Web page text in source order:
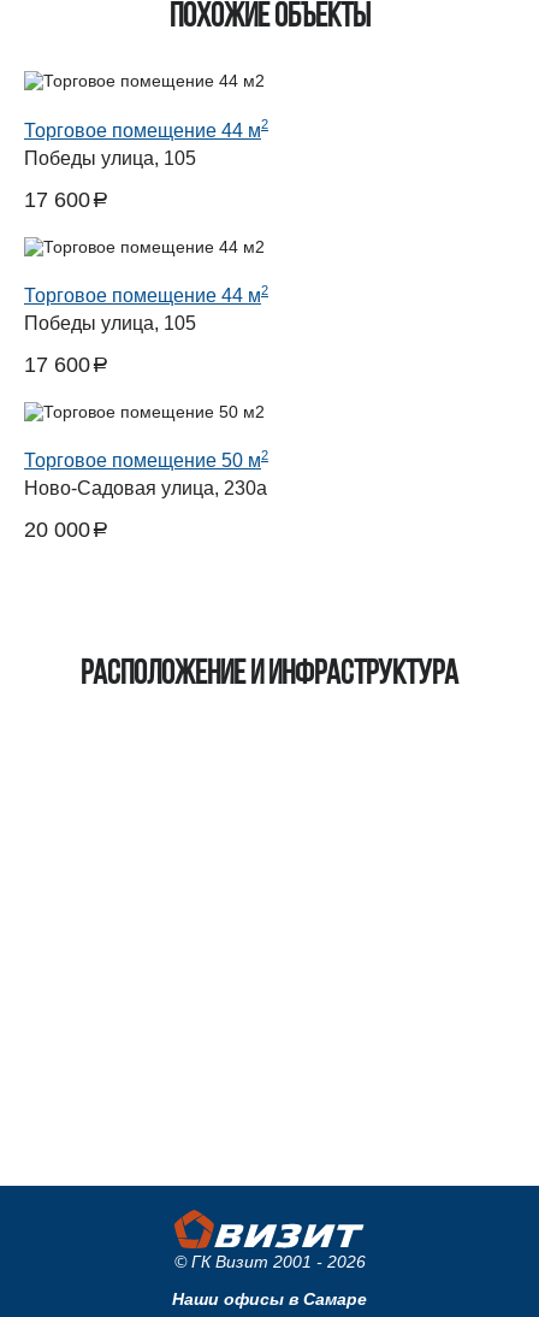
Похожие объекты
Торговое помещение 44 м2
Победы улица, 105
17 600a
Торговое помещение 44 м2
Победы улица, 105
17 600a
Торговое помещение 50 м2
Ново-Садовая улица, 230а
20 000a
Расположение и инфраструктура
© ГК Визит 2001 - 2026
Наши офисы в Самаре